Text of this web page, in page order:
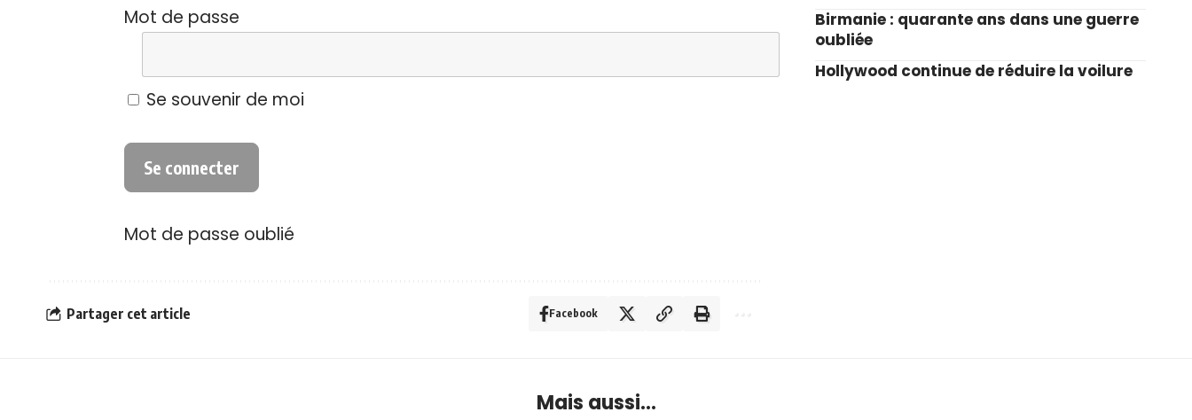
Mot de passe
Se souvenir de moi
Mot de passe oublié
Partager cet article Facebook
Birmanie : quarante ans dans une guerre
oubliée
Hollywood continue de réduire la voilure
Mais aussi...